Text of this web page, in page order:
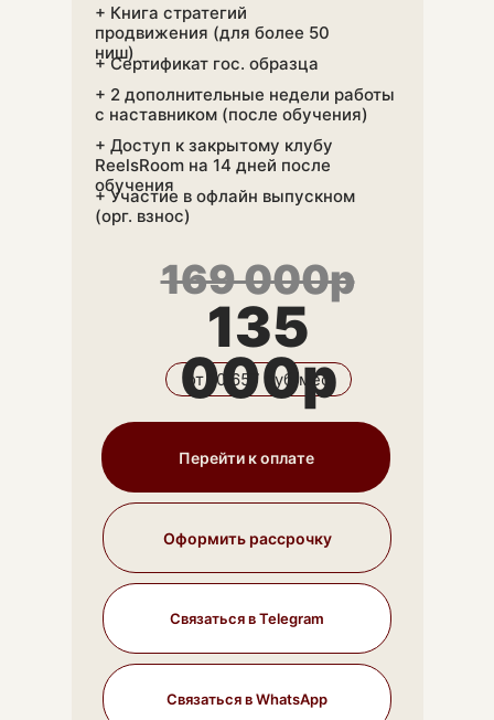
+ Книга стратегий
продвижения (для более 50
ниш)
+ Сертификат гос. образца
+ 2 дополнительные недели работы
с наставником (после обучения)
+ Участие в офлайн выпускном
(орг. взнос)
+ Доступ к закрытому клубу
ReelsRoom на 14 дней после
обучения
169 000р
135
000р
от 10 657 руб/мес
Перейти к оплате
Оформить рассрочку
Связаться в Telegram
Связаться в WhatsApp